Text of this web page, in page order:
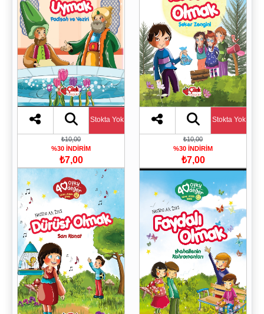
Stokta Yok
₺10,00
%30 İNDİRİM
₺7,00
Stokta Yok
₺10,00
%30 İNDİRİM
₺7,00